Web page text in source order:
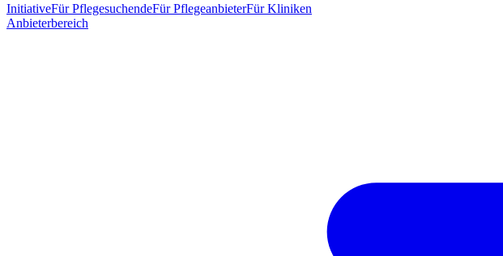
InitiativeFür PflegesuchendeFür PflegeanbieterFür Kliniken
Anbieterbereich